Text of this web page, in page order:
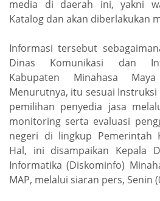
media di daerah ini, yakni
Katalog dan akan diberlakukan
Informasi tersebut
Dinas Komunikasi dan
Kabupaten Minahasa
Menurutnya, itu sesuai
pemilihan penyedia jasa
monitoring serta evaluasi
negeri di lingkup Pemerintah
Hal, ini disampaikan Kepala
Informatika (Diskominfo)
MAP, melalui siaran pers, Senin